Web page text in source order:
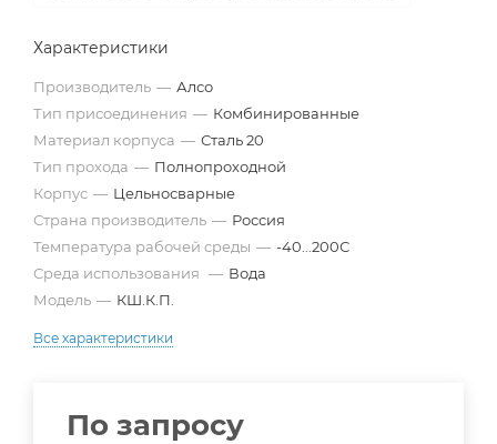
Характеристики
Производитель — Алсо
Тип присоединения — Комбинированные
Материал корпуса — Сталь 20
Тип прохода — Полнопроходной
Корпус — Цельносварные
Страна производитель — Россия
Температура рабочей среды — -40...200С
Среда использования — Вода
Модель — КШ.К.П.
Все характеристики
По запросу